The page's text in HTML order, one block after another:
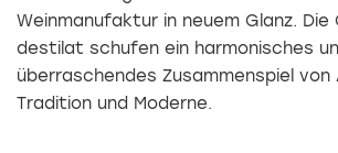
Weinmanufaktur in neuem Glanz.
destilat schufen ein harmonisches
überraschendes Zusammenspiel von
Tradition und Moderne.